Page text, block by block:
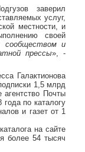
заверил
услуг,
местности, и
своей
сообществом и
прессы», -
Галактионова
1,5 млрд
агентство Почты
по каталогу
и газет от 1
на сайте
более 54 тысяч